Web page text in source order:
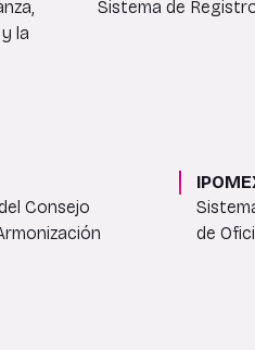
la
Sistema de
Consejo
de